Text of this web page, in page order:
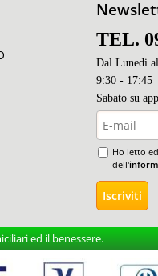
TEL.
Dal Lunedi
9:30 - 17:45
Sabato su
Ho letto
dell'
ed il benessere.